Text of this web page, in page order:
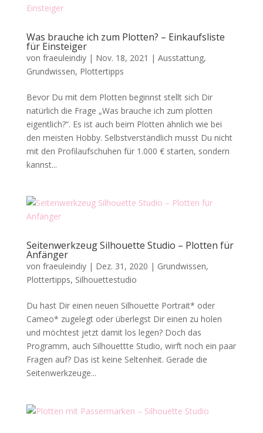
Was brauche ich zum Plotten? – Einkaufsliste
für Einsteiger
von fraeuleindiy| Nov. 18, 2021 | Ausstattung,
Grundwissen, Plottertipps
Bevor Du mit dem Plotten beginnst stellt sich Dir
natürlich die Frage „Was brauche ich zum plotten
eigentlich?“. Es ist auch beim Plotten ähnlich wie bei
den meisten Hobby. Selbstverständlich musst Du nicht
mit den Profilaufschuhen für 1.000 € starten, sondern
kannst...
Seitenwerkzeug Silhouette Studio – Plotten für
Anfänger
von fraeuleindiy| Dez. 31, 2020 | Grundwissen,
Plottertipps, Silhouettestudio
Du hast Dir einen neuen Silhouette Portrait* oder
Cameo* zugelegt oder überlegst Dir einen zu holen
und möchtest jetzt damit los legen? Doch das
Programm, auch Silhouettte Studio, wirft noch ein paar
Fragen auf? Das ist keine Seltenheit. Gerade die
Seitenwerkzeuge...